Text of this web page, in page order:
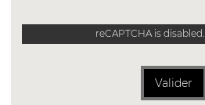
reCAPTCHA is disabled.
Valider